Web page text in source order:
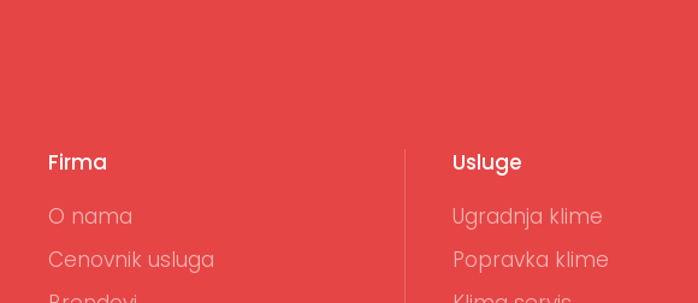
Firma
O nama
Cenovnik usluga
Usluge
Ugradnja klime
Popravka klime